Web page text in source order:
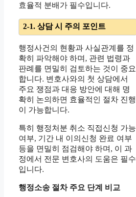
효율적 분배가 필수입니다.
2-1. 상담 시 주의 포인트
행정사건의 현황과 사실관계를 정
확히 파악해야 하며, 관련 법령과
판례를 면밀히 검토하는 것이 중요
합니다. 변호사와의 첫 상담에서
주요 쟁점과 대응 방안에 대해 명
확히 논의하면 효율적인 절차 진행
이 가능합니다.
특히 행정처분 취소 직접신청 가능
여부, 기간 내 이의신청 완료 여부
등을 면밀히 점검해야 하며, 이 과
정에서 전문 변호사의 도움은 필수
입니다.
행정소송 절차 주요 단계 비교